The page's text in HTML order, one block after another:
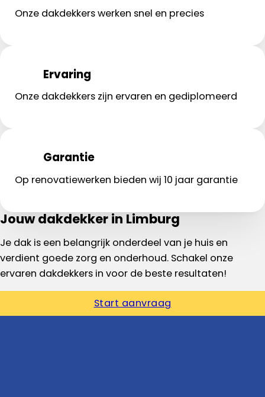
Onze dakdekkers werken snel en precies
Ervaring
Onze dakdekkers zijn ervaren en gediplomeerd
Garantie
Op renovatiewerken bieden wij 10 jaar garantie
Jouw dakdekker in Limburg
Je dak is een belangrijk onderdeel van je huis en
verdient goede zorg en onderhoud. Schakel onze
ervaren dakdekkers in voor de beste resultaten!
Start aanvraag